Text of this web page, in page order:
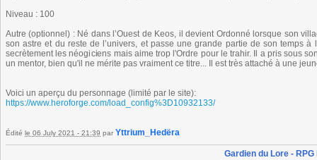
Niveau : 100
Autre (optionnel) : Né dans l’Ouest de Keos, il devient Ordonné lorsque son
son astre et du reste de l’univers, et passe une grande partie de son temps à
secrètement les néogiciens mais aime trop l'Ordre pour le trahir. Il a pris sous
un mentor, bien qu'il ne mérite pas vraiment ce titre... Il est très attaché à une
Voici un aperçu du personnage (limité par le site):
https://www.heroforge.com/load_config%3D10932133/
Édité le 06 July 2021 - 21:39 par Yttrium_Hedëra
Gardien du Lore - RPG